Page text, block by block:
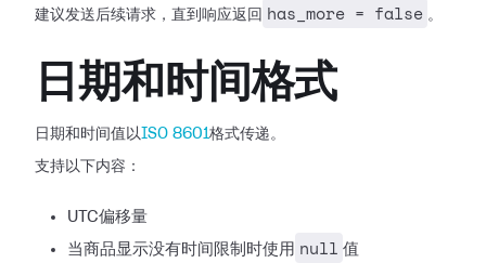
建议发送后续请求，直到响应返回 has_more = false 。
日期和时间格式
日期和时间值以ISO 8601格式传递。
支持以下内容：
UTC偏移量
当商品显示没有时间限制时使用 null 值